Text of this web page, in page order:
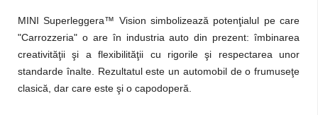
MINI Superleggera™ Vision simbolizează potenţialul pe care
"Carrozzeria" o are în industria auto din prezent: îmbinarea
creativităţii şi a flexibilităţii cu rigorile şi respectarea unor
standarde înalte. Rezultatul este un automobil de o frumuseţe
clasică, dar care este şi o capodoperă.